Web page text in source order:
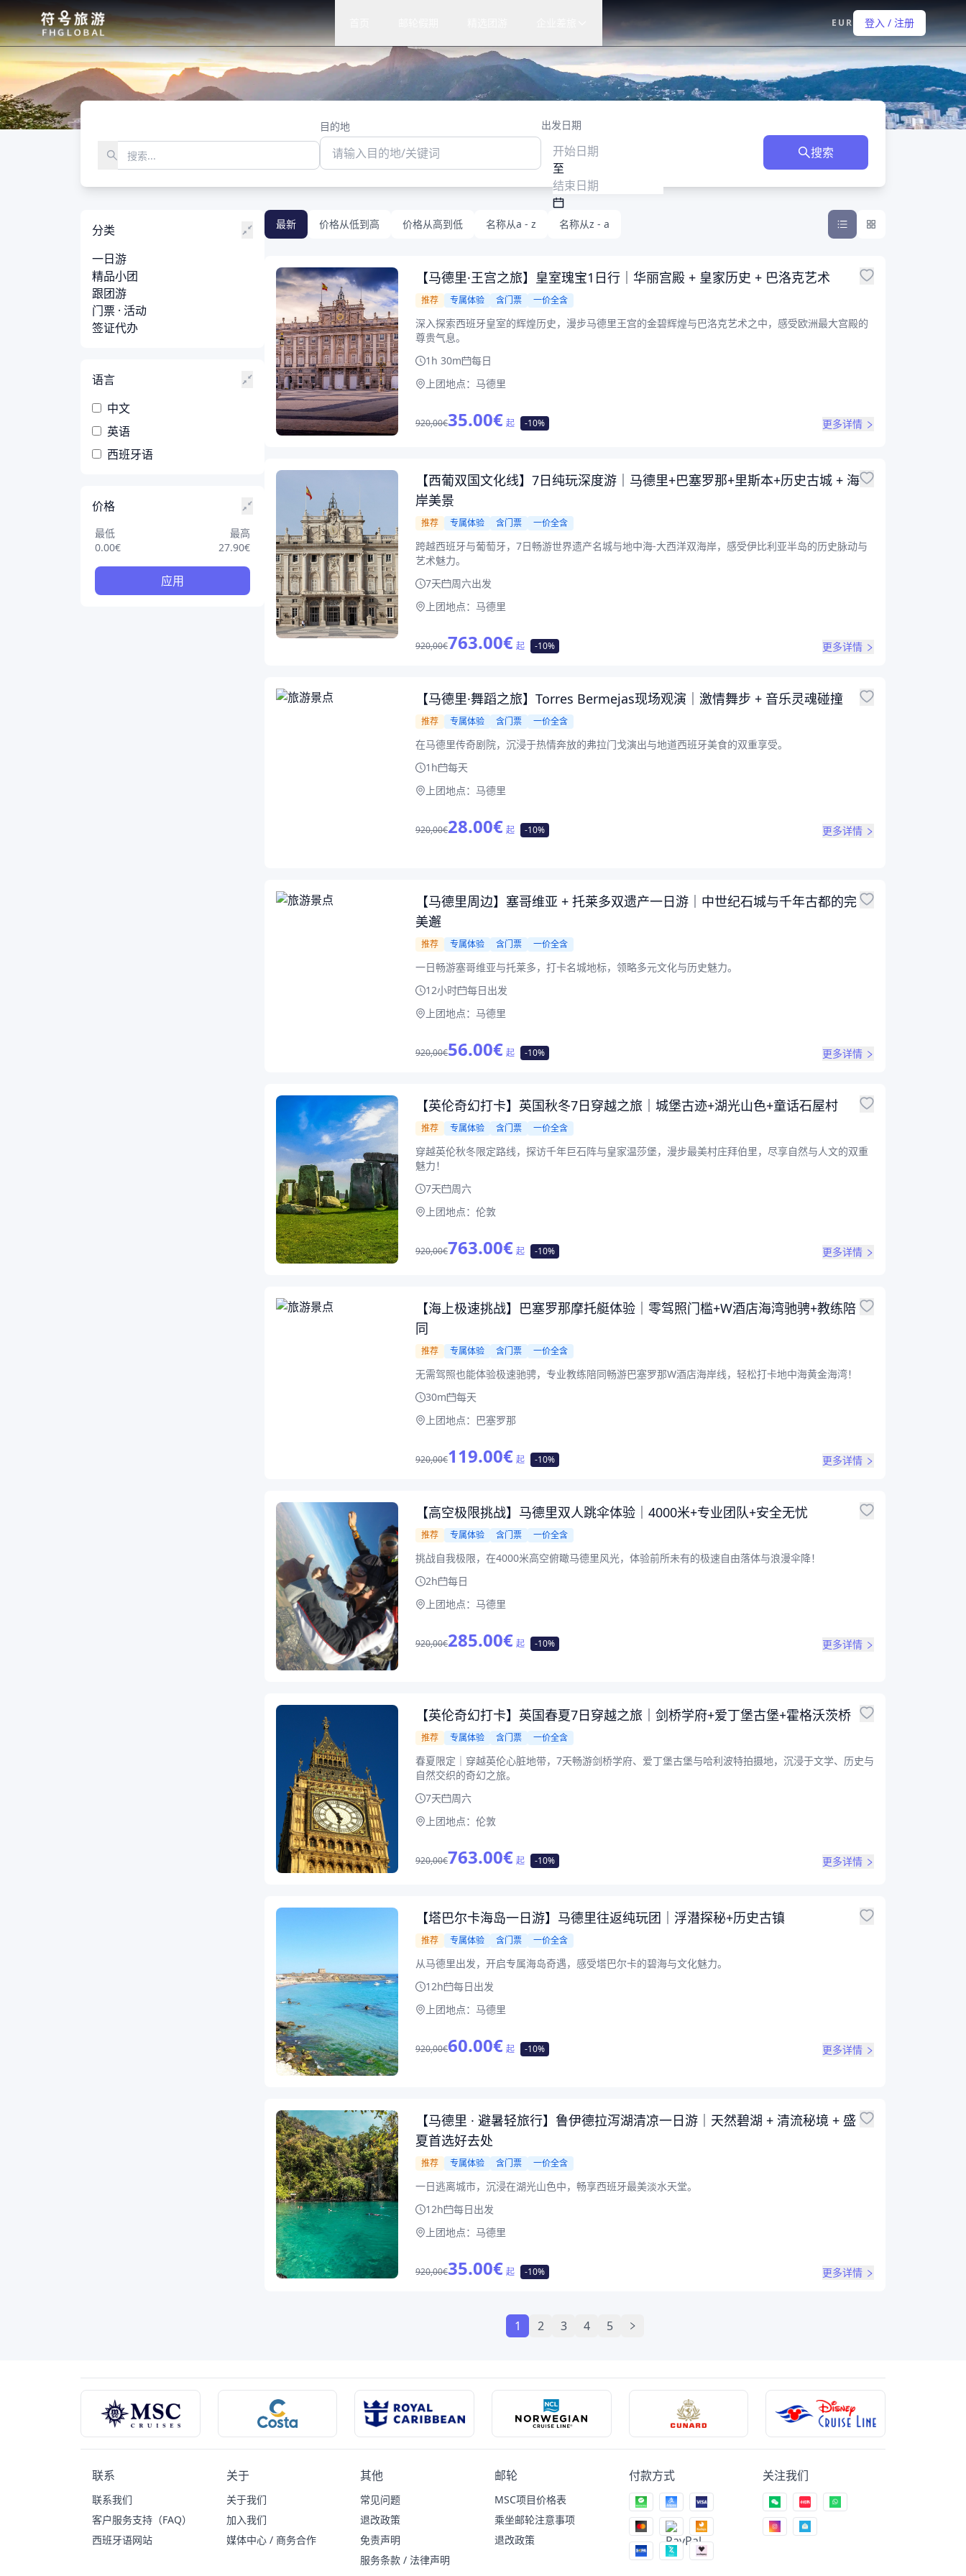
EUR 登入 / 注册
目的地 出发日期
至
搜索
分类
一日游
精品小团
跟团游
门票 · 活动
签证代办
语言
中文
英语
西班牙语
价格
最低
0.00€
最高
27.90€
应用
最新 价格从低到高 价格从高到低 名称从a - z 名称从z - a
【马德里·王宫之旅】皇室瑰宝1日行｜华丽宫殿 + 皇家历史 + 巴洛克艺术
推荐 专属体验 含门票 一价全含
深入探索西班牙皇室的辉煌历史，漫步马德里王宫的金碧辉煌与巴洛克艺术之中，感受欧洲最大宫殿的
尊贵气息。
1h 30m
每日
上团地点： 马德里
920,00€35.00€ 起 -10% 更多详情
【西葡双国文化线】7日纯玩深度游｜马德里+巴塞罗那+里斯本+历史古城 + 海
岸美景
推荐 专属体验 含门票 一价全含
跨越西班牙与葡萄牙，7日畅游世界遗产名城与地中海-大西洋双海岸，感受伊比利亚半岛的历史脉动与
艺术魅力。
7天
周六出发
上团地点： 马德里
920,00€763.00€ 起 -10% 更多详情
【马德里·舞蹈之旅】Torres Bermejas现场观演｜激情舞步 + 音乐灵魂碰撞
推荐 专属体验 含门票 一价全含
在马德里传奇剧院，沉浸于热情奔放的弗拉门戈演出与地道西班牙美食的双重享受。
1h
每天
上团地点： 马德里
920,00€28.00€ 起 -10% 更多详情
【马德里周边】塞哥维亚 + 托莱多双遗产一日游｜中世纪石城与千年古都的完
美邂
推荐 专属体验 含门票 一价全含
一日畅游塞哥维亚与托莱多，打卡名城地标，领略多元文化与历史魅力。
12小时
每日出发
上团地点： 马德里
920,00€56.00€ 起 -10% 更多详情
【英伦奇幻打卡】英国秋冬7日穿越之旅｜城堡古迹+湖光山色+童话石屋村
推荐 专属体验 含门票 一价全含
穿越英伦秋冬限定路线，探访千年巨石阵与皇家温莎堡，漫步最美村庄拜伯里，尽享自然与人文的双重
魅力！
7天
周六
上团地点： 伦敦
920,00€763.00€ 起 -10% 更多详情
【海上极速挑战】巴塞罗那摩托艇体验｜零驾照门槛+W酒店海湾驰骋+教练陪
同
推荐 专属体验 含门票 一价全含
无需驾照也能体验极速驰骋，专业教练陪同畅游巴塞罗那W酒店海岸线，轻松打卡地中海黄金海湾！
30m
每天
上团地点： 巴塞罗那
920,00€119.00€ 起 -10% 更多详情
【高空极限挑战】马德里双人跳伞体验｜4000米+专业团队+安全无忧
推荐 专属体验 含门票 一价全含
挑战自我极限，在4000米高空俯瞰马德里风光，体验前所未有的极速自由落体与浪漫伞降！
2h
每日
上团地点： 马德里
920,00€285.00€ 起 -10% 更多详情
【英伦奇幻打卡】英国春夏7日穿越之旅｜剑桥学府+爱丁堡古堡+霍格沃茨桥
推荐 专属体验 含门票 一价全含
春夏限定｜穿越英伦心脏地带，7天畅游剑桥学府、爱丁堡古堡与哈利波特拍摄地，沉浸于文学、历史与
自然交织的奇幻之旅。
7天
周六
上团地点： 伦敦
920,00€763.00€ 起 -10% 更多详情
【塔巴尔卡海岛一日游】马德里往返纯玩团｜浮潜探秘+历史古镇
推荐 专属体验 含门票 一价全含
从马德里出发，开启专属海岛奇遇，感受塔巴尔卡的碧海与文化魅力。
12h
每日出发
上团地点： 马德里
920,00€60.00€ 起 -10% 更多详情
【马德里 · 避暑轻旅行】鲁伊德拉泻湖清凉一日游｜天然碧湖 + 清流秘境 + 盛
夏首选好去处
推荐 专属体验 含门票 一价全含
一日逃离城市，沉浸在湖光山色中，畅享西班牙最美淡水天堂。
12h
每日出发
上团地点： 马德里
920,00€35.00€ 起 -10% 更多详情
1 2 3 4 5
联系
联系我们
客户服务支持（FAQ）
西班牙语网站
关于
关于我们
加入我们
媒体中心 / 商务合作
其他
常见问题
退改政策
免责声明
服务条款 / 法律声明
邮轮
MSC项目价格表
乘坐邮轮注意事项
退改政策
付款方式 关注我们